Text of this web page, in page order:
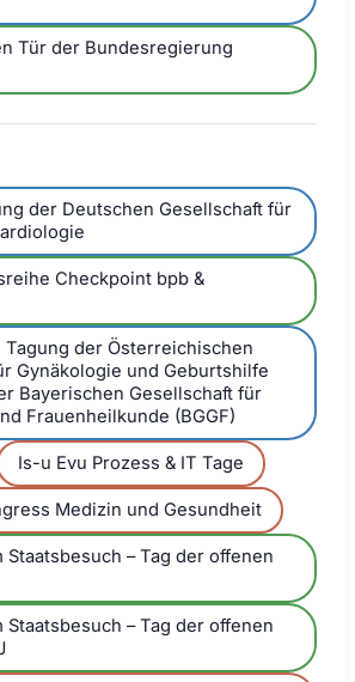
Tür der Bundesregierung
der Deutschen Gesellschaft für
Checkpoint bpb &
Tagung der Österreichischen
Gynäkologie und Geburtshilfe
Bayerischen Gesellschaft für
Frauenheilkunde (BGGF)
Is-u Evu Prozess & IT Tage
Medizin und Gesundheit
Staatsbesuch – Tag der offenen
Staatsbesuch – Tag der offenen